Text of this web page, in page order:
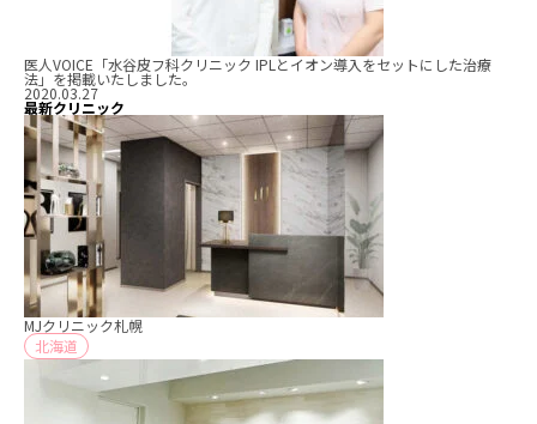
医人VOICE「水谷皮フ科クリニック IPLとイオン導入をセットにした治療
法」を掲載いたしました。
2020.03.27
最新クリニック
MJクリニック札幌
北海道